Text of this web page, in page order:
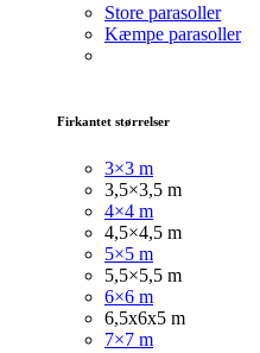
Store parasoller
Kæmpe parasoller
Firkantet størrelser
3×3 m
3,5×3,5 m
4×4 m
4,5×4,5 m
5×5 m
5,5×5,5 m
6×6 m
6,5x6x5 m
7×7 m